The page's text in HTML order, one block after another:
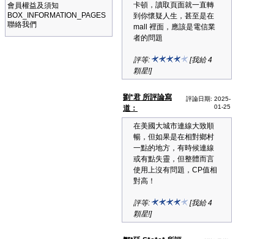
會員權益及須知
BOX_INFORMATION_PAGES
聯絡我們
卡頓，讀取頁面就一直轉
到你懷疑人生，甚至是在
mall 裡面，應該是電信業
者的問題
評等:
[我給 4
顆星!]
劉*君 所評論寫
道：
評論日期: 2025-
01-25
在美國大城市連線大致順
暢，但如果是在相對鄉村
一點的地方，有時候連線
或有點失靈，但整體而言
使用上沒有問題，CP值相
對高！
評等:
[我給 4
顆星!]